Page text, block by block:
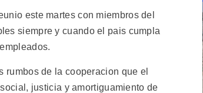
este martes con miembros del
siempre y cuando el pais cumpla
de la cooperacion que el
justicia y amortiguamiento de